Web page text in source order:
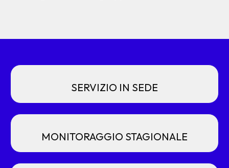
SERVIZIO IN SEDE
MONITORAGGIO STAGIONALE